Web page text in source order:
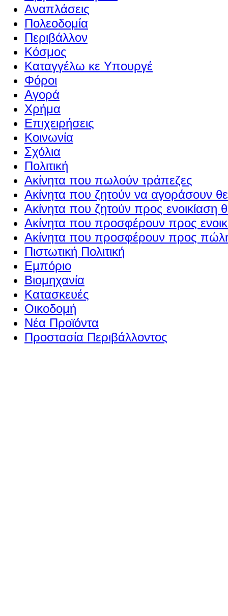
Αναπλάσεις
Πολεοδομία
Περιβάλλον
Κόσμος
Καταγγέλω κε Υπουργέ
Φόροι
Αγορά
Χρήμα
Επιχειρήσεις
Κοινωνία
Σχόλια
Πολιτική
Ακίνητα που πωλούν τράπεζες
Ακίνητα που ζητούν να αγοράσουν
Ακίνητα που ζητούν προς ενοικίαση
Ακίνητα που προσφέρουν προς
Ακίνητα που προσφέρουν προς
Πιστωτική Πολιτική
Εμπόριο
Βιομηχανία
Κατασκευές
Οικοδομή
Νέα Προϊόντα
Προστασία Περιβάλλοντος